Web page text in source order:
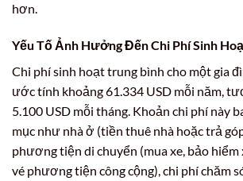
hơn.
Yếu Tố Ảnh Hưởng Đến Chi Phí Sinh
Chi phí sinh hoạt trung bình cho một gia
ước tính khoảng 61.334 USD mỗi năm,
5.100 USD mỗi tháng. Khoản chi phí này
mục như nhà ở (tiền thuê nhà hoặc trả
phương tiện di chuyển (mua xe, bảo hiểm
vé phương tiện công cộng), chi phí chăm